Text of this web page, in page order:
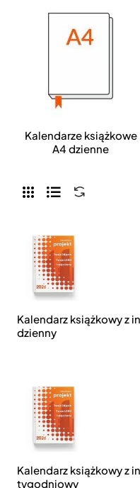
Kalendarze książkowe
A4 dzienne
Kalendarz książkowy z
dzienny
Kalendarz książkowy z
tygodniowy